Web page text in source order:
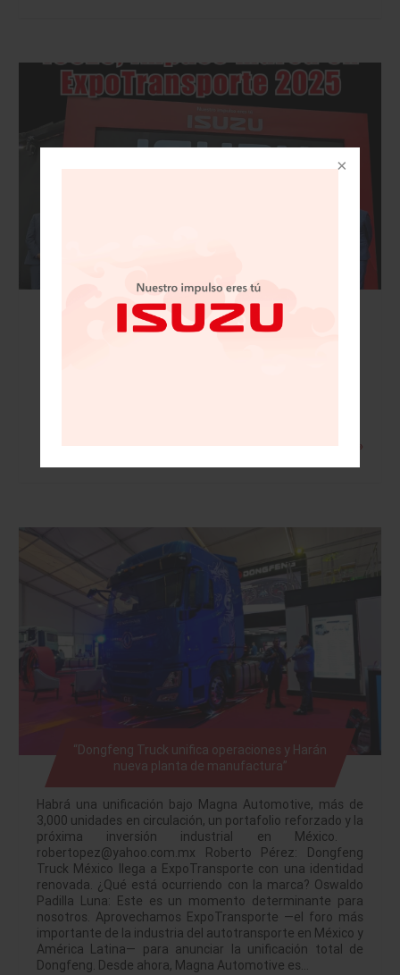
VISIÓN AUTOMOTRIZ REVISTA DIGITAL / 15
DE NOVIEMBRE 2025/IZUSU, IMPUSO MARCA
EN EXPOTRANSPORTE 2025
Leer más »
“Dongfeng Truck unifica operaciones y Harán
nueva planta de manufactura”
Habrá una unificación bajo Magna Automotive, más de
3,000 unidades en circulación, un portafolio reforzado y la
próxima inversión industrial en México.
robertopez@yahoo.com.mx Roberto Pérez: Dongfeng
Truck México llega a ExpoTransporte con una identidad
renovada. ¿Qué está ocurriendo con la marca? Oswaldo
Padilla Luna: Este es un momento determinante para
nosotros. Aprovechamos ExpoTransporte —el foro más
importante de la industria del autotransporte en México y
América Latina— para anunciar la unificación total de
Dongfeng. Desde ahora, Magna Automotive es…